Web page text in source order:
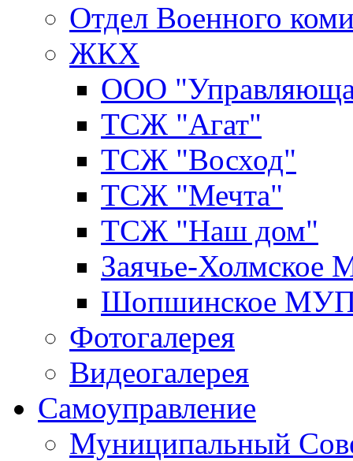
Отдел Военного
ЖКХ
ООО
ТСЖ "Агат"
ТСЖ "Восход"
ТСЖ "Мечта"
ТСЖ "Наш дом"
Заячье-
Шопшинское
Фотогалерея
Видеогалерея
Самоуправление
Муниципальный